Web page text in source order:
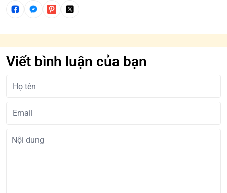
Viết bình luận của bạn